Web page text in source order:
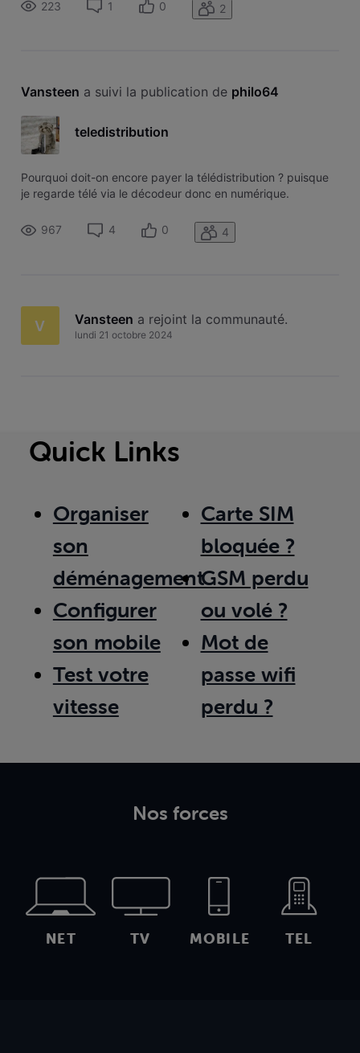
223 1 0 2
Vansteen a suivi la publication de philo64
teledistribution
Pourquoi doit-on encore payer la télédistribution ? puisque
je regarde télé via le décodeur donc en numérique.
967 4 0 4
V Vansteen a rejoint la communauté.
lundi 21 octobre 2024
Quick Links
Organiser
son
déménagement
Configurer
son mobile
Test votre
vitesse
Carte SIM
bloquée ?
GSM perdu
ou volé ?
Mot de
passe wifi
perdu ?
Nos forces
NET TV MOBILE TEL